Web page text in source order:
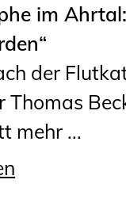
im
der
Thomas
mehr ...